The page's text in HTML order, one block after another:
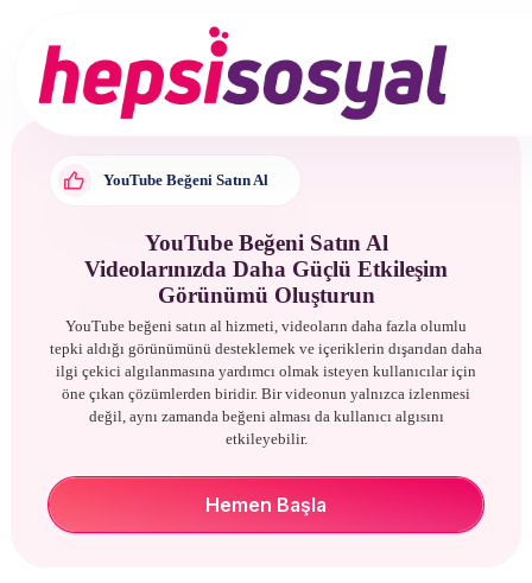
Services
Contact
Sign up
YouTube Beğeni Satın Al
YouTube Beğeni Satın Al
Videolarınızda Daha Güçlü Etkileşim
Görünümü Oluşturun
YouTube beğeni satın al hizmeti, videoların daha fazla olumlu
tepki aldığı görünümünü desteklemek ve içeriklerin dışarıdan daha
ilgi çekici algılanmasına yardımcı olmak isteyen kullanıcılar için
öne çıkan çözümlerden biridir. Bir videonun yalnızca izlenmesi
değil, aynı zamanda beğeni alması da kullanıcı algısını
etkileyebilir.
Hemen Başla